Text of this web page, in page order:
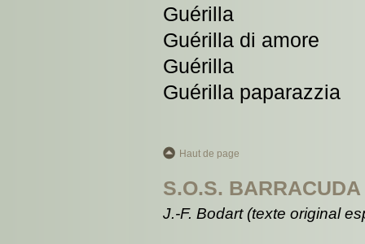
Guérilla
Guérilla di amore
Guérilla
Guérilla paparazzia
Haut de page
S.O.S. BARRACUDA
J.-F. Bodart (texte original